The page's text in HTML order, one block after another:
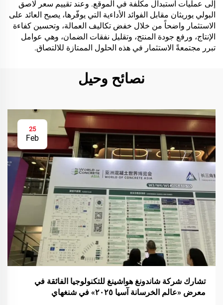
إلى عمليات استبدال مكلفة في الموقع. وعند تقييم سعر لاصق
البولي يوريثان مقابل الفوائد الأداءية التي يوفّرها، يصبح العائد على
الاستثمار واضحاً من خلال خفض تكاليف العمالة، وتحسين كفاءة
الإنتاج، ورفع جودة المنتج، وتقليل نفقات الضمان، وهي عوامل
تبرر مجتمعةً الاستثمار في هذه الحلول الممتازة للالتصاق.
نصائح وحيل
25
Feb
تشارك شركة شاندونغ هواشينغ للتكنولوجيا الفائقة في
معرض «عالم الخرسانة آسيا ٢٠٢٥» في شنغهاي